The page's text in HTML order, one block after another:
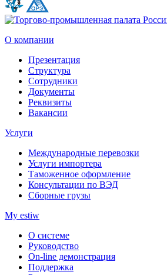
О компании
Презентация
Структура
Сотрудники
Документы
Реквизиты
Вакансии
Услуги
Международные перевозки
Услуги импортера
Таможенное оформление
Консультации по ВЭД
Сборные грузы
My estiw
О системе
Руководство
On-line демонстрация
Поддержка